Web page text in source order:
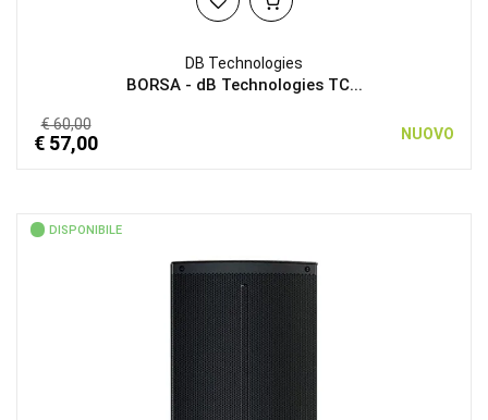
DB Technologies
BORSA - dB Technologies TC...
€ 60,00
€ 57,00 NUOVO
DISPONIBILE